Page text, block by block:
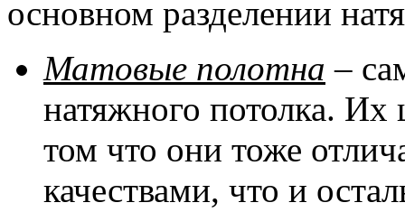
основном разделении
Матовые полотна –
натяжного потолка. Их
том что они тоже
качествами, что и